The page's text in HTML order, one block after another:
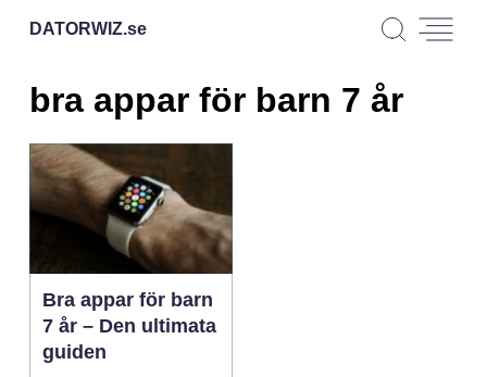
DATORWIZ.se
bra appar för barn 7 år
Bra appar för barn
7 år – Den ultimata
guiden